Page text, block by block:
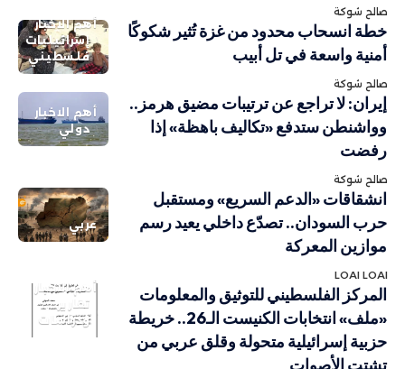
صالح شوكة
أهم الاخبار
إسرائيليات
فلسطيني
خطة انسحاب محدود من غزة تُثير شكوكًا
أمنية واسعة في تل أبيب
صالح شوكة
أهم الاخبار
دولي
إيران: لا تراجع عن ترتيبات مضيق هرمز..
وواشنطن ستدفع «تكاليف باهظة» إذا
رفضت
صالح شوكة
عربي
انشقاقات «الدعم السريع» ومستقبل
حرب السودان.. تصدّع داخلي يعيد رسم
موازين المعركة
LOAI LOAI
أهم الاخبار
تقارير
ودراسات
المركز الفلسطيني للتوثيق والمعلومات
«ملف» انتخابات الكنيست الـ26.. خريطة
حزبية إسرائيلية متحولة وقلق عربي من